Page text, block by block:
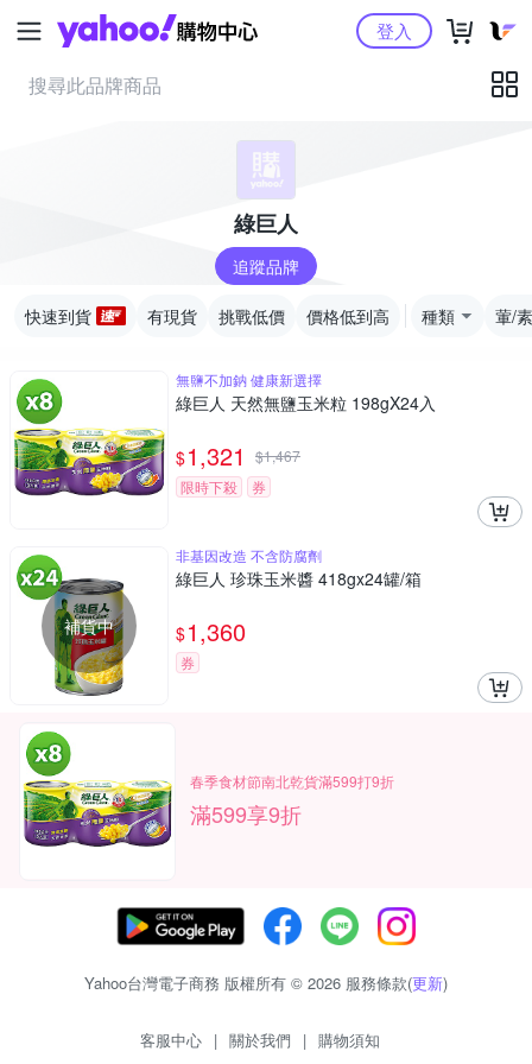
Yahoo購物中心登入
綠巨人
追蹤品牌
快速到貨 有現貨 挑戰低價 價格低到高 種類 葷/素
無鹽不加鈉 健康新選擇
綠巨人 天然無鹽玉米粒 198gX24入
$1,321 $1,467
限時下殺
券
補貨中
非基因改造 不含防腐劑
綠巨人 珍珠玉米醬 418gx24罐/箱
$1,360
券
春季食材節南北乾貨滿599打9折
滿599享9折
Yahoo台灣電子商務 版權所有 © 2026 服務條款(更新)
客服中心 | 關於我們 | 購物須知